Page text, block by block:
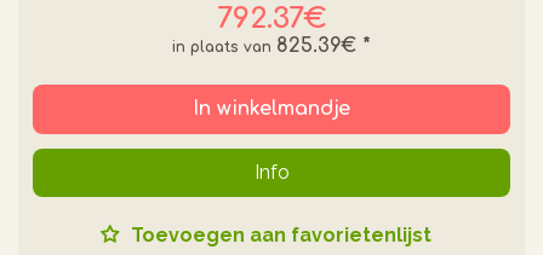
792.37€
825.39€ *
In winkelmandje
Info
Toevoegen aan favorietenlijst